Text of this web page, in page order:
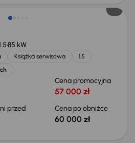
85 kW
Książka serwisowa
1.5
Cena promocyjna
57 000 zł
przed
Cena po obniżce
60 000 zł